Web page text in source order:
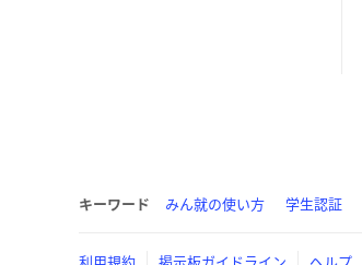
キーワード みん就の使い方 学生認証